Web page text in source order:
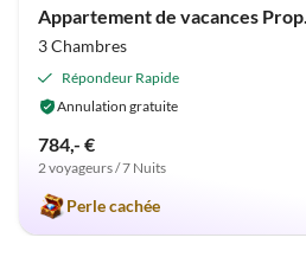
3 Chambres
Répondeur Rapide
Annulation gratuite
784,- €
2 voyageurs / 7 Nuits
Perle cachée